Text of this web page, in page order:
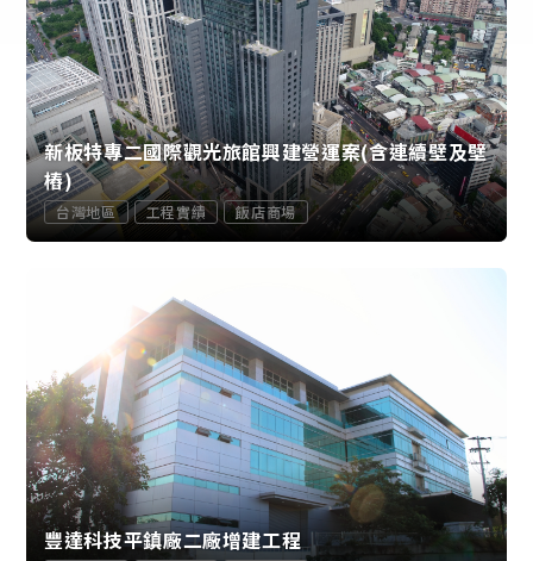
新板特專二國際觀光旅館興建營運案(含連續壁及壁
樁)
台灣地區 工程實績 飯店商場
豐達科技平鎮廠二廠增建工程